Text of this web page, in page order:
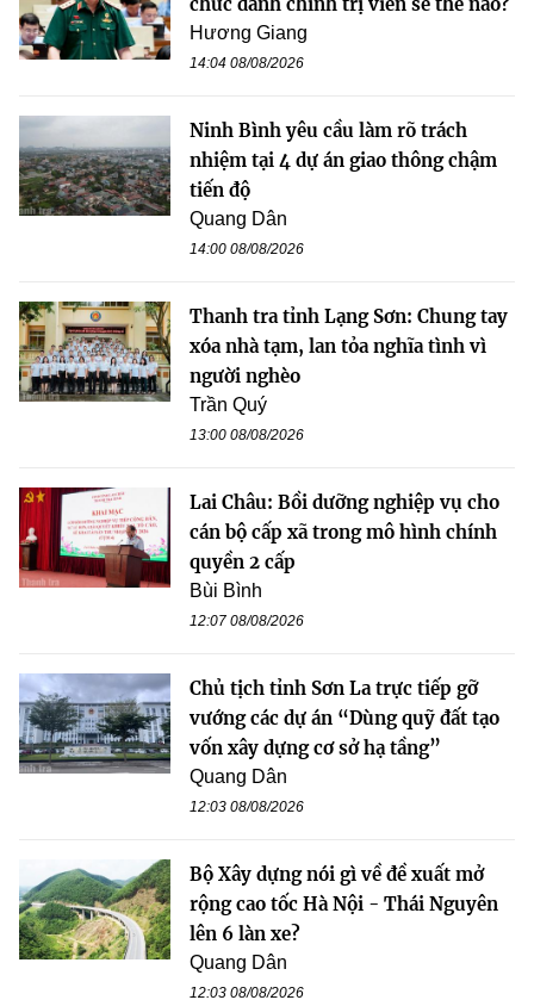
Hương Giang
14:04 08/08/2026
Ninh Bình yêu cầu làm rõ trách
nhiệm tại 4 dự án giao thông chậm
tiến độ
Quang Dân
14:00 08/08/2026
Thanh tra tỉnh Lạng Sơn: Chung tay
xóa nhà tạm, lan tỏa nghĩa tình vì
người nghèo
Trần Quý
13:00 08/08/2026
Lai Châu: Bồi dưỡng nghiệp vụ cho
cán bộ cấp xã trong mô hình chính
quyền 2 cấp
Bùi Bình
12:07 08/08/2026
Chủ tịch tỉnh Sơn La trực tiếp gỡ
vướng các dự án “Dùng quỹ đất tạo
vốn xây dựng cơ sở hạ tầng”
Quang Dân
12:03 08/08/2026
Bộ Xây dựng nói gì về đề xuất mở
rộng cao tốc Hà Nội - Thái Nguyên
lên 6 làn xe?
Quang Dân
12:03 08/08/2026